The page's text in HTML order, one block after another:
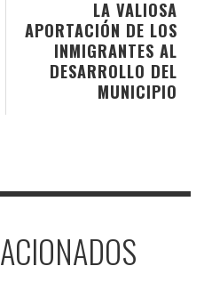
LA VALIOSA
APORTACIÓN DE LOS
INMIGRANTES AL
DESARROLLO DEL
MUNICIPIO